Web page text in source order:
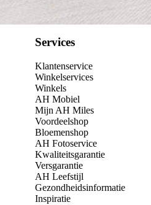
Services
Klantenservice
Winkelservices
Winkels
AH Mobiel
Mijn AH Miles
Voordeelshop
Bloemenshop
AH Fotoservice
Kwaliteitsgarantie
Versgarantie
AH Leefstijl
Gezondheidsinformatie
Inspiratie